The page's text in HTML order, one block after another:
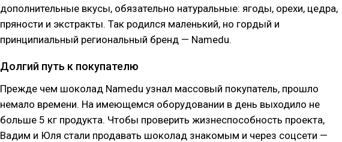
дополнительные вкусы, обязательно натуральные: ягоды, орехи, цедра,
пряности и экстракты. Так родился маленький, но гордый и
принципиальный региональный бренд — Namedu.
Долгий путь к покупателю
Прежде чем шоколад Namedu узнал массовый покупатель, прошло
немало времени. На имеющемся оборудовании в день выходило не
больше 5 кг продукта. Чтобы проверить жизнеспособность проекта,
Вадим и Юля стали продавать шоколад знакомым и через соцсети —